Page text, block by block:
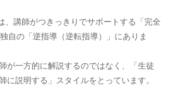
、講師がつきっきりでサポートする「完全
自の「逆指導（逆転指導）」にありま
が一方的に解説するのではなく、「生徒
に説明する」スタイルをとっています。